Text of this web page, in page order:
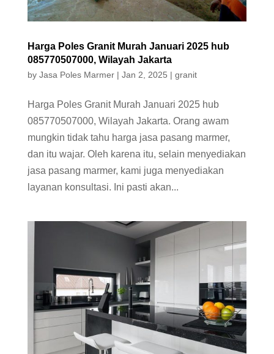
Harga Poles Granit Murah Januari 2025 hub
085770507000, Wilayah Jakarta
by Jasa Poles Marmer| Jan 2, 2025 | granit
Harga Poles Granit Murah Januari 2025 hub
085770507000, Wilayah Jakarta. Orang awam
mungkin tidak tahu harga jasa pasang marmer,
dan itu wajar. Oleh karena itu, selain menyediakan
jasa pasang marmer, kami juga menyediakan
layanan konsultasi. Ini pasti akan...